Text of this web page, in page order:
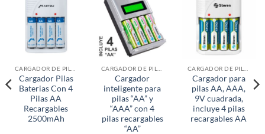
Cargador Pilas
Baterias Con 4
Pilas AA
Recargables
2500mAh
Cargador
inteligente para
pilas “AA” y
“AAA” con 4
pilas recargables
“AA”
Cargador para
pilas AA, AAA,
9V cuadrada,
incluye 4 pilas
recargables AA